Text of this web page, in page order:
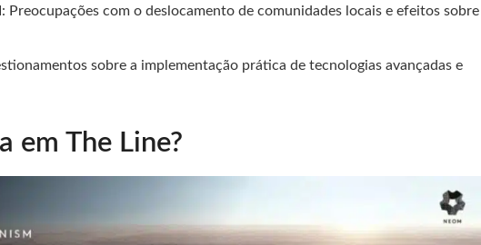
: Preocupações com o deslocamento de comunidades locais e efeitos sobre
sobre a implementação prática de tecnologias avançadas e
em The Line?